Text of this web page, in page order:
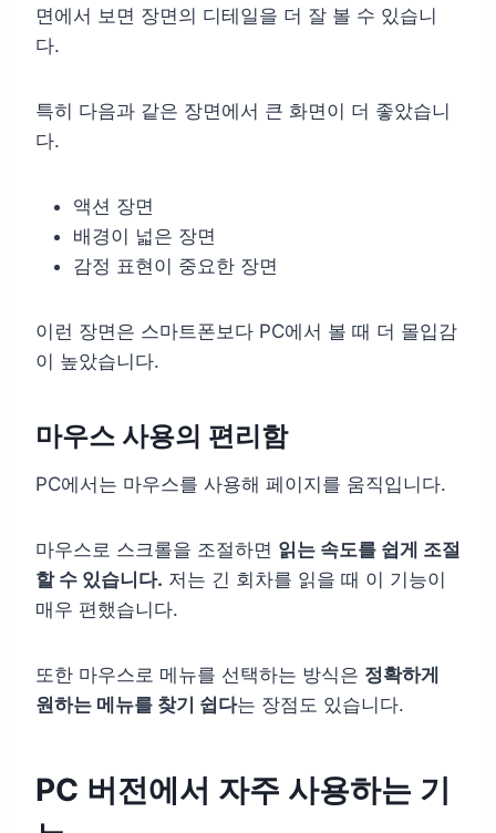
면에서 보면 장면의 디테일을 더 잘 볼 수 있습니
다.
특히 다음과 같은 장면에서 큰 화면이 더 좋았습니
다.
액션 장면
배경이 넓은 장면
감정 표현이 중요한 장면
이런 장면은 스마트폰보다 PC에서 볼 때 더 몰입감
이 높았습니다.
마우스 사용의 편리함
PC에서는 마우스를 사용해 페이지를 움직입니다.
마우스로 스크롤을 조절하면 읽는 속도를 쉽게 조절
할 수 있습니다. 저는 긴 회차를 읽을 때 이 기능이
매우 편했습니다.
또한 마우스로 메뉴를 선택하는 방식은 정확하게
원하는 메뉴를 찾기 쉽다는 장점도 있습니다.
PC 버전에서 자주 사용하는 기